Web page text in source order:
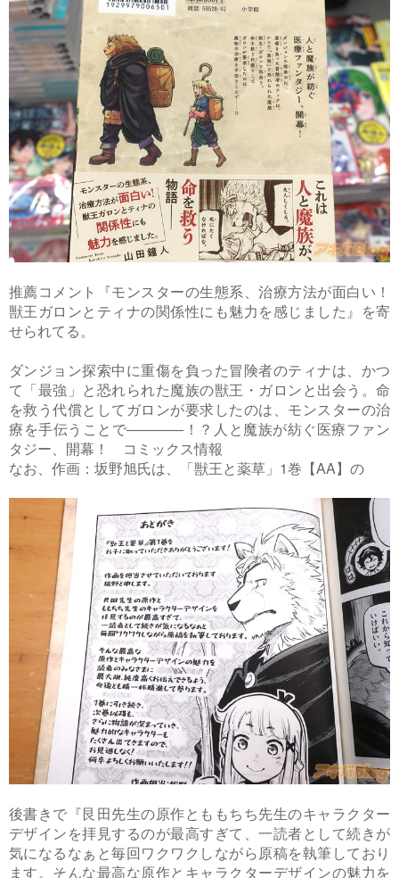
推薦コメント『モンスターの生態系、治療方法が面白い！
獣王ガロンとティナの関係性にも魅力を感じました』を寄
せられてる。
ダンジョン探索中に重傷を負った冒険者のティナは、かつ
て「最強」と恐れられた魔族の獣王・ガロンと出会う。命
を救う代償としてガロンが要求したのは、モンスターの治
療を手伝うことで――――！？人と魔族が紡ぐ医療ファン
タジー、開幕！ コミックス情報
なお、作画：坂野旭氏は、「獣王と薬草」1巻【AA】の
後書きで『艮田先生の原作とももちち先生のキャラクター
デザインを拝見するのが最高すぎて、一読者として続きが
気になるなぁと毎回ワクワクしながら原稿を執筆しており
ます。そんな最高な原作とキャラクターデザインの魅力を